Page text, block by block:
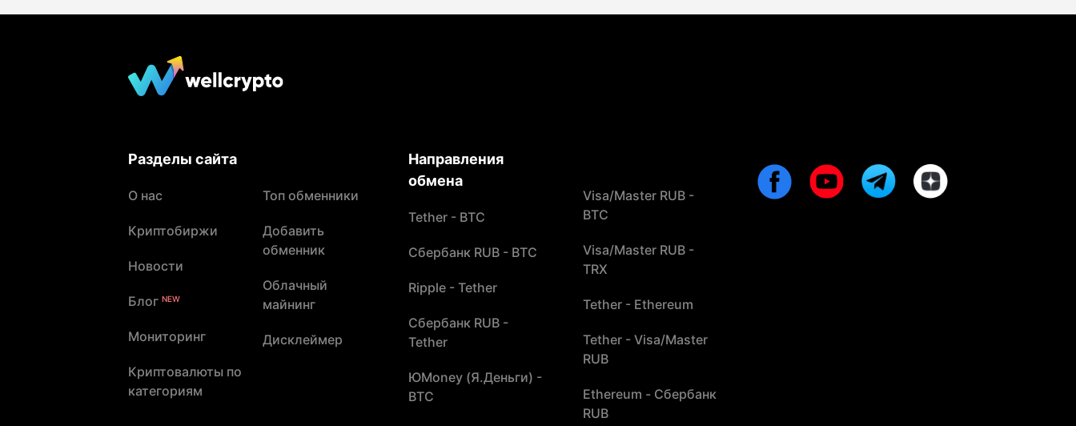
Разделы сайта
О нас
Криптобиржи
Новости
Блог NEW
Мониторинг
Криптовалюты по
категориям
Топ обменники
Добавить
обменник
Облачный
майнинг
Дисклеймер
Направления
обмена
Tether - BTC
Сбербанк RUB - BTC
Ripple - Tether
Сбербанк RUB -
Tether
ЮMoney (Я.Деньги) -
BTC
Visa/Master RUB -
BTC
Visa/Master RUB -
TRX
Tether - Ethereum
Tether - Visa/Master
RUB
Ethereum - Сбербанк
RUB